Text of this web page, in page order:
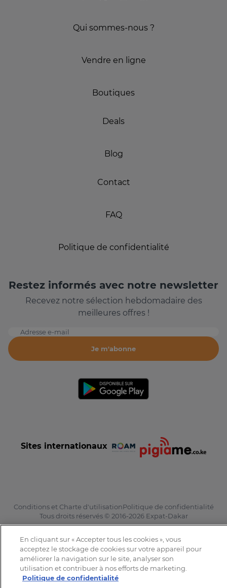
Qui sommes-nous ?
Vendre en ligne
Boutiques
Deals
Blog
Contact
FAQ
Politique de confidentialité
Restez informés avec notre newsletter
Recevez notre sélection hebdomadaire des
meilleures offres !
Adresse e-mail
Je m'abonne
Sites internationaux
Conditions et Charte d'utilisationPolitique de confidentialité
Tous droits réservés © 2016-2026 Expat-Dakar
En cliquant sur « Accepter tous les cookies », vous
acceptez le stockage de cookies sur votre appareil pour
améliorer la navigation sur le site, analyser son
utilisation et contribuer à nos efforts de marketing.
Politique de confidentialité